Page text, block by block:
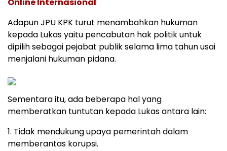
Online Internasional
Adapun JPU KPK turut menambahkan hukuman
kepada Lukas yaitu pencabutan hak politik untuk
dipilih sebagai pejabat publik selama lima tahun usai
menjalani hukuman pidana.
Sementara itu, ada beberapa hal yang
memberatkan tuntutan kepada Lukas antara lain:
1. Tidak mendukung upaya pemerintah dalam
memberantas korupsi.